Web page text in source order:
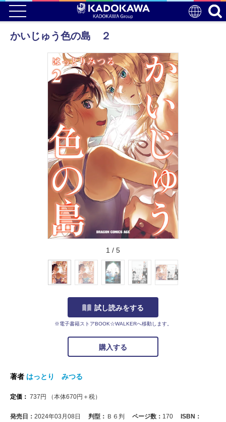
かいじゅう色の島 ２
1 / 5
試し読みをする
※電子書籍ストアBOOK☆WALKERへ移動します。
購入する
著者 はっとり みつる
定価： 737 円 （本体670円＋税）
発売日： 2024年03月08日 判型： Ｂ６判 ページ数： 170
ISBN：